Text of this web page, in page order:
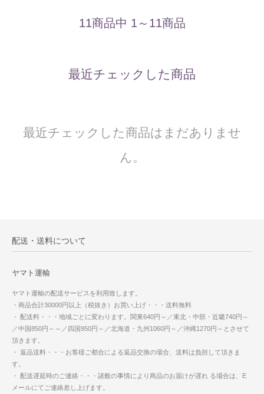
11商品中 1～11商品
最近チェックした商品
最近チェックした商品はまだありませ
ん。
配送・送料について
ヤマト運輸
ヤマト運輸の配送サービスを利用致します。
・商品合計30000円以上（税抜き）お買い上げ・・・送料無料
・ 配送料・・・地域ごとに変わります。関東640円～／東北・中部・近畿740円～
／中国850円～～／四国950円～／北海道・九州1060円～／沖縄1270円～とさせて
頂きます。
・ 返品送料・・・お客様ご都合による返品交換の場合、送料は負担して頂きま
す。
・ 配送遅延時のご連絡・・・諸般の事情により商品のお届けが遅れ る場合は、E
メールにてご連絡差し上げます。